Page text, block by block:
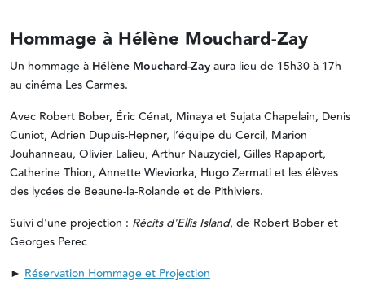
Hommage à Hélène Mouchard-Zay
Un hommage à Hélène Mouchard-Zayaura lieu de 15h30 à 17h
au cinéma Les Carmes.
Avec Robert Bober, Éric Cénat, Minaya et Sujata Chapelain, Denis
Cuniot, Adrien Dupuis-Hepner, l’équipe du Cercil, Marion
Jouhanneau, Olivier Lalieu, Arthur Nauzyciel, Gilles Rapaport,
Catherine Thion, Annette Wieviorka, Hugo Zermati et les élèves
des lycées de Beaune-la-Rolande et de Pithiviers.
Suivi d'une projection : Récits d'Ellis Island, de Robert Bober et
Georges Perec
► Réservation Hommage et Projection